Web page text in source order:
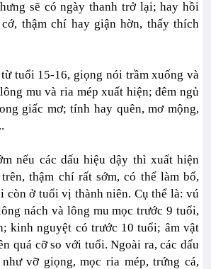
sẽ có ngày thanh trở lại; hay hồi
thậm chí hay giận hờn, thấy thích
tuổi 15-16, giọng nói trầm xuống và
mu và ria mép xuất hiện; đêm ngủ
giấc mơ; tính hay quên, mơ mộng,
nếu các dấu hiệu dậy thì xuất hiện
thậm chí rất sớm, có thể làm bố,
còn ở tuổi vị thành niên. Cụ thể là: vú
nách và lông mu mọc trước 9 tuổi,
kinh nguyệt có trước 10 tuổi; âm vật
quá cỡ so với tuổi. Ngoài ra, các dấu
vỡ giọng, mọc ria mép, trứng cá,